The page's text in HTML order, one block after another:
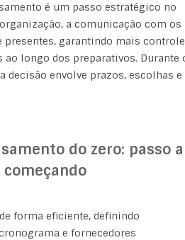
é um passo estratégico no
a comunicação com os
presentes, garantindo mais
longo dos preparativos. Durante
decisão envolve prazos, escolhas e
do zero: passo a
forma eficiente, definindo
e fornecedores